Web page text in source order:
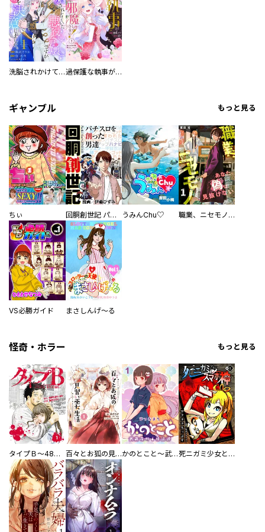
洗脳されかけていた悪役令嬢ですが家出を決意しました。【電子単行本版／特典おまけ付き】 過保護な執事が私の婚活を邪魔してきます！ 分冊版
ギャンブル もっと見る
ちぃ 回胴創世記 パチスロを創った男達 うみんChu♡ 職業、ニセモノ～あなたに偽は見抜けない【電子単行本版】
VS必勝ガイド まさしんげ～る
怪奇・ホラー もっと見る
タイプＢ～48時間後、致死率100％～【単話】 百々とお狐の見習い巫女生活【単行本版】 かのとこと～武蔵花町怪話譚～ 【連載版】 死ニガミ少女とスマホ神